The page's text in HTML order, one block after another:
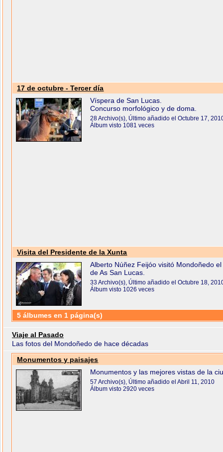
17 de octubre - Tercer día
Víspera de San Lucas.
Concurso morfológico y de doma.
28 Archivo(s), Último añadido el Octubre 17,
Álbum visto 1081 veces
Visita del Presidente de la Xunta
Alberto Núñez Feijóo visitó Mondoñedo
de As San Lucas.
33 Archivo(s), Último añadido el Octubre 18,
Álbum visto 1026 veces
5 álbumes en 1 página(s)
Viaje al Pasado
Las fotos del Mondoñedo de hace décadas
Monumentos y paisajes
Monumentos y las mejores vistas de la
57 Archivo(s), Último añadido el Abril 11, 2010
Álbum visto 2920 veces